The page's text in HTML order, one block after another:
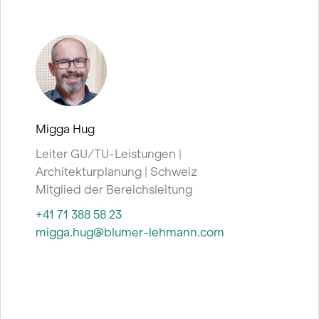
Migga Hug
Leiter GU/TU-Leistungen |
Architekturplanung | Schweiz
Mitglied der Bereichsleitung
+41 71 388 58 23
migga.hug@blumer-lehmann.com